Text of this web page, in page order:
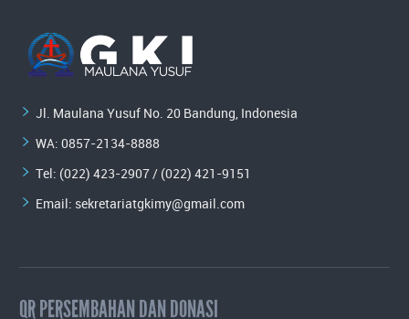
Jl. Maulana Yusuf No. 20 Bandung, Indonesia
WA: 0857-2134-8888
Tel: (022) 423-2907 / (022) 421-9151
Email: sekretariatgkimy@gmail.com
QR PERSEMBAHAN DAN DONASI